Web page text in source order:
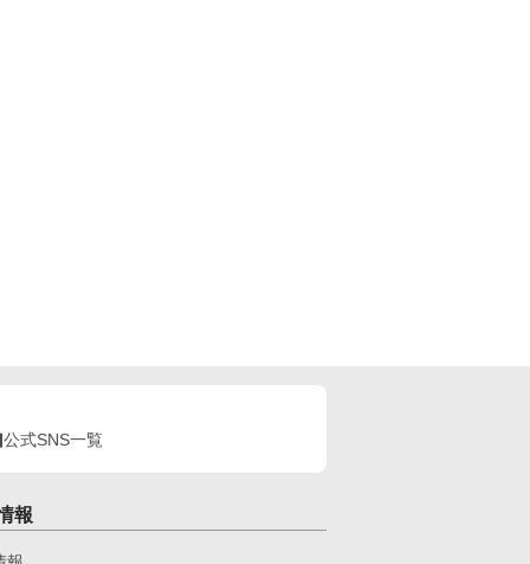
公式SNS一覧
報